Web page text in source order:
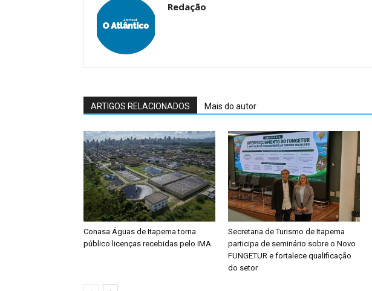
Redação
ARTIGOS RELACIONADOS Mais do autor
Conasa Águas de Itapema torna
público licenças recebidas pelo IMA
Secretaria de Turismo de Itapema
participa de seminário sobre o Novo
FUNGETUR e fortalece qualificação
do setor